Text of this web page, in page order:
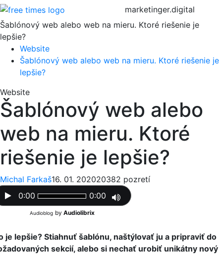
marketinger.digital
Šablónový web alebo web na mieru. Ktoré riešenie je
lepšie?
Website
Šablónový web alebo web na mieru. Ktoré riešenie je
lepšie?
Website
Šablónový web alebo
web na mieru. Ktoré
riešenie je lepšie?
Michal Farkaš16. 01. 202020382 pozretí
0:00
0:00
Audioblog by Audiolibrix
je lepšie? Stiahnuť šablónu, naštýlovať ju a pripraviť do
sekcií, alebo si nechať urobiť unikátny nový